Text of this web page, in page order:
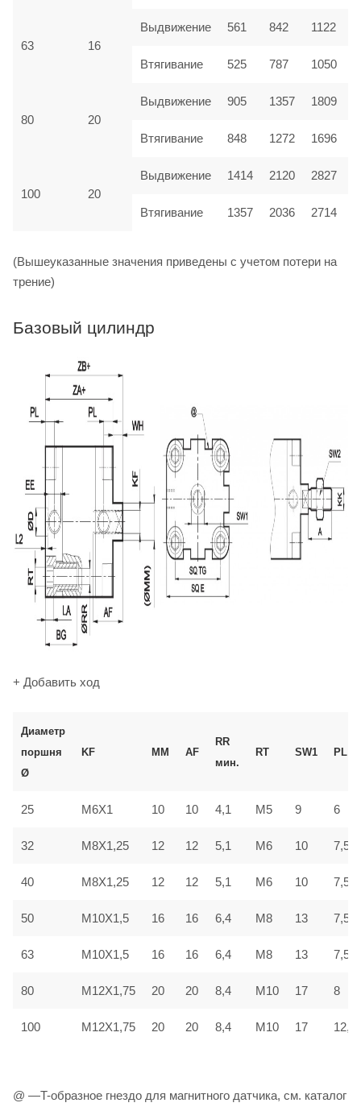
63 16
Выдвижение 561 842 1122
Втягивание 525 787 1050
80 20
Выдвижение 905 1357 1809
Втягивание 848 1272 1696
100 20
Выдвижение 1414 2120 2827
Втягивание 1357 2036 2714
(Вышеуказанные значения приведены с учетом потери на
трение)
Базовый цилиндр
+ Добавить ход
Диаметр
поршня
Ø
KF MM AF
RR
мин.
RT SW1 PL
25 M6X1 10 10 4,1 M5 9 6
32 M8X1,25 12 12 5,1 M6 10 7,5
40 M8X1,25 12 12 5,1 M6 10 7,5
50 M10X1,5 16 16 6,4 M8 13 7,5
63 M10X1,5 16 16 6,4 M8 13 7,5
80 M12X1,75 20 20 8,4 M10 17 8
100 M12X1,75 20 20 8,4 M10 17 12,5
@ —T-образное гнездо для магнитного датчика, см. каталог